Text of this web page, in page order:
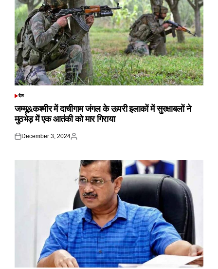
POSTED
देश
जम्मू&कश्मीर में दाचीगाम जंगल के ऊपरी इलाकों में सुरक्षाबलों ने
मुठभेड़ में एक आतंकी को मार गिराया
Posted
December 3, 2024
Posted